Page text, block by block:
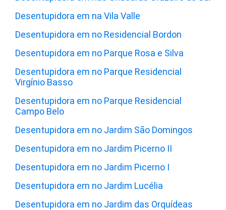
Desentupidora em na Vila Valle
Desentupidora em no Residencial Bordon
Desentupidora em no Parque Rosa e Silva
Desentupidora em no Parque Residencial
Virgínio Basso
Desentupidora em no Parque Residencial
Campo Belo
Desentupidora em no Jardim São Domingos
Desentupidora em no Jardim Picerno II
Desentupidora em no Jardim Picerno I
Desentupidora em no Jardim Lucélia
Desentupidora em no Jardim das Orquídeas